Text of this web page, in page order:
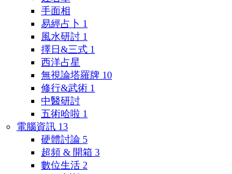
手面相
易經占卜 1
風水研討 1
擇日&三式 1
西洋占星
無視論塔羅牌 10
修行&武術 1
中醫研討
五術哈啦 1
電腦資訊 13
硬體討論 5
超頻 & 開箱 3
數位生活 2